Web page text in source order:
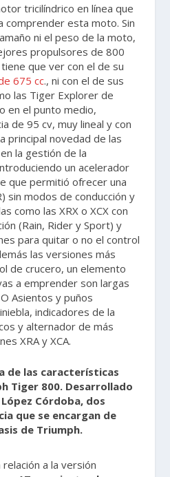
tricilíndrico en línea que
comprender esta moto. Sin
ni el peso de la moto,
propulsores de 800
que ver con el de su
675 cc., ni con el de sus
las Tiger Explorer de
en el punto medio,
de 95 cv, muy lineal y con
principal novedad de las
la gestión de la
un acelerador
que permitió ofrecer una
sin modos de conducción y
como las XRX o XCX con
(Rain, Rider y Sport) y
para quitar o no el control
las versiones más
de crucero, un elemento
a emprender son largas
Asientos y puños
indicadores de la
y alternador de más
XRA y XCA.
de las características
Tiger 800. Desarrollado
Córdoba, dos
que se encargan de
de Triumph.
a la versión